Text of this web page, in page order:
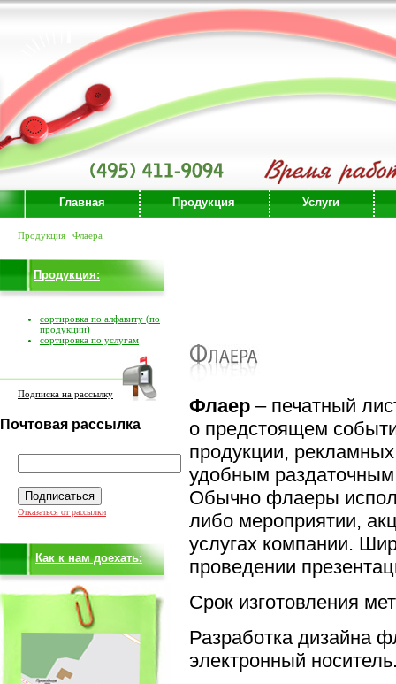
Главная Продукция Услуги
Продукция Флаера
Продукция:
сортировка по алфавиту (по
продукции)
сортировка по услугам
Подписка на рассылку
Почтовая рассылка
Отказаться от рассылки
Как к нам доехать:
Флаер – печатный
о предстоящем
продукции,
удобным
Обычно флаеры
либо мероприятии,
услугах компании.
проведении
Срок изготовления
Разработка дизайна
электронный